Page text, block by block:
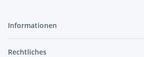
Informationen
Rechtliches